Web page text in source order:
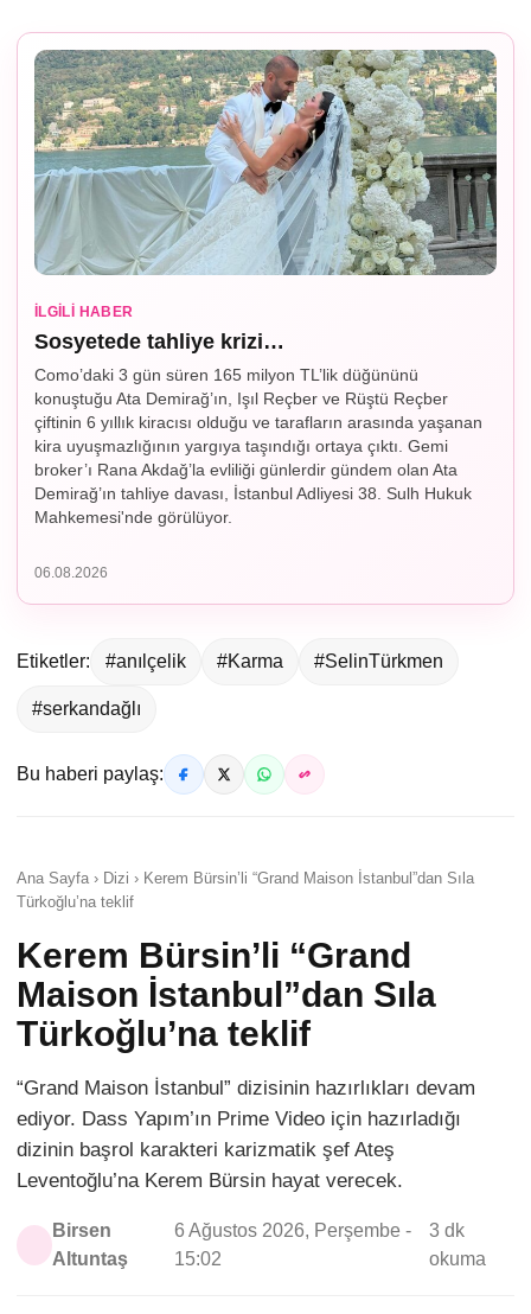
İLGILI HABER
Sosyetede tahliye krizi…
Como’daki 3 gün süren 165 milyon TL’lik düğününü
konuştuğu Ata Demirağ’ın, Işıl Reçber ve Rüştü Reçber
çiftinin 6 yıllık kiracısı olduğu ve tarafların arasında yaşanan
kira uyuşmazlığının yargıya taşındığı ortaya çıktı. Gemi
broker’ı Rana Akdağ’la evliliği günlerdir gündem olan Ata
Demirağ’ın tahliye davası, İstanbul Adliyesi 38. Sulh Hukuk
Mahkemesi'nde görülüyor.
06.08.2026
Etiketler: #anılçelik #Karma #SelinTürkmen
#serkandağlı
Bu haberi paylaş:
Ana Sayfa › Dizi › Kerem Bürsin’li “Grand Maison İstanbul”dan Sıla
Türkoğlu’na teklif
Kerem Bürsin’li “Grand
Maison İstanbul”dan Sıla
Türkoğlu’na teklif
“Grand Maison İstanbul” dizisinin hazırlıkları devam
ediyor. Dass Yapım’ın Prime Video için hazırladığı
dizinin başrol karakteri karizmatik şef Ateş
Leventoğlu’na Kerem Bürsin hayat verecek.
Birsen
Altuntaş
6 Ağustos 2026, Perşembe -
15:02
3 dk
okuma